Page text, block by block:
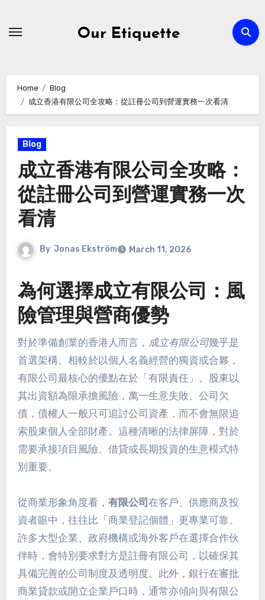
Our Etiquette
Home
Blog
成立香港有限公司全攻略：從註冊公司到營運實務一次看清
Blog
成立香港有限公司全攻略：
從註冊公司到營運實務一次
看清
By Jonas Ekström March 11, 2026
為何選擇成立有限公司：風
險管理與營商優勢
對於準備創業的香港人而言， 成立有限公司幾乎是
首選架構。相較於以個人名義經營的獨資或合夥，
有限公司最核心的優點在於「有限責任」。股東以
其出資額為限承擔風險，萬一生意失敗、公司欠
債，債權人一般只可追討公司資產，而不會無限追
索股東個人全部財產。這種清晰的法律屏障，對於
需要承接項目風險、借貸或長期投資的生意模式特
別重要。
從商業形象角度看， 有限公司 在客戶、供應商及投
資者眼中，往往比「商業登記個體」更專業可靠。
許多大型企業、政府機構或海外客戶在選擇合作伙
伴時，會特別要求對方是註冊有限公司，以確保其
具備完善的公司制度及透明度。此外，銀行在審批
商業貸款或開立企業戶口時，通常亦傾向與有限公